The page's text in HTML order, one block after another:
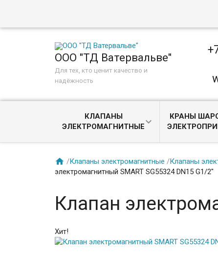
ООО "ТД Ватервальве"
Для тех, кто ценит качество и
надёжность
КЛАПАНЫ
ЭЛЕКТРОМАГНИТНЫЕ
КРАНЫ
 /Клапаны электромагнитные /Клапаны
электромагнитный SMART SG55324 DN15 G1/2"
Клапан
Хит!